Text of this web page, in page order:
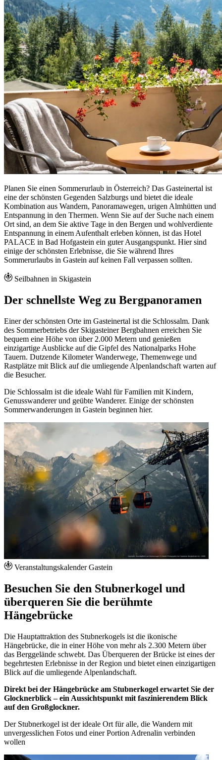
Planen Sie einen Sommerurlaub in Österreich? Das Gasteinertal ist
eine der schönsten Gegenden Salzburgs und bietet die ideale
Kombination aus Wandern, Panoramawegen, urigen Almhütten und
Entspannung in den Thermen. Wenn Sie auf der Suche nach einem
Ort sind, an dem Sie aktive Tage in den Bergen und wohlverdiente
Entspannung in einem Aufenthalt erleben können, ist das Hotel
PALACE in Bad Hofgastein ein guter Ausgangspunkt. Hier sind
einige der schönsten Erlebnisse, die Sie während Ihres
Sommerurlaubs in Gastein auf keinen Fall verpassen sollten.
Seilbahnen in Skigastein
Der schnellste Weg zu Bergpanoramen
Einer der schönsten Orte im Gasteinertal ist die Schlossalm. Dank
des Sommerbetriebs der Skigasteiner Bergbahnen erreichen Sie
bequem eine Höhe von über 2.000 Metern und genießen
einzigartige Ausblicke auf die Gipfel des Nationalparks Hohe
Tauern. Dutzende Kilometer Wanderwege, Themenwege und
Rastplätze mit Blick auf die umliegende Alpenlandschaft warten auf
die Besucher.
Die Schlossalm ist die ideale Wahl für Familien mit Kindern,
Genusswanderer und geübte Wanderer. Einige der schönsten
Sommerwanderungen in Gastein beginnen hier.
Veranstaltungskalender Gastein
Besuchen Sie den Stubnerkogel und
überqueren Sie die berühmte
Hängebrücke
Die Hauptattraktion des Stubnerkogels ist die ikonische
Hängebrücke, die in einer Höhe von mehr als 2.300 Metern über
das Berggelände schwebt. Das Überqueren der Brücke ist eines der
begehrtesten Erlebnisse in der Region und bietet einen einzigartigen
Blick auf die umliegende Alpenlandschaft.
Direkt bei der Hängebrücke am Stubnerkogel erwartet Sie der
Glocknerblick – ein Aussichtspunkt mit faszinierendem Blick
auf den Großglockner.
Der Stubnerkogel ist der ideale Ort für alle, die Wandern mit
unvergesslichen Fotos und einer Portion Adrenalin verbinden
wollen